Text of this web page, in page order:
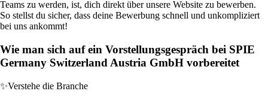
Teams zu werden, ist, dich direkt über unsere Website zu bewerben.
So stellst du sicher, dass deine Bewerbung schnell und unkompliziert
bei uns ankommt!
Wie man sich auf ein Vorstellungsgespräch bei SPIE
Germany Switzerland Austria GmbH vorbereitet
✨Verstehe die Branche